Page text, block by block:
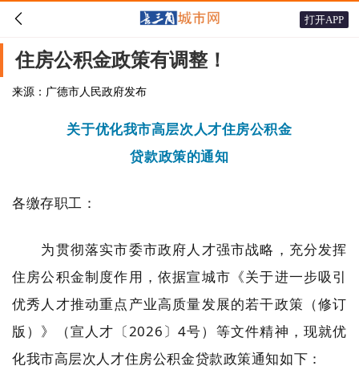
 打开APP
住房公积金政策有调整！
来源：广德市人民政府发布
关于优化我市高层次人才住房公积金
贷款政策的通知
各缴存职工：
为贯彻落实市委市政府人才强市战略，充分发挥
住房公积金制度作用，依据宣城市《关于进一步吸引
优秀人才推动重点产业高质量发展的若干政策（修订
版）》（宣人才〔2026〕4号）等文件精神，现就优
化我市高层次人才住房公积金贷款政策通知如下：